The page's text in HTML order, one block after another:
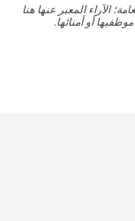
الآراء المعبر عنها هنا
أو أمنائها.